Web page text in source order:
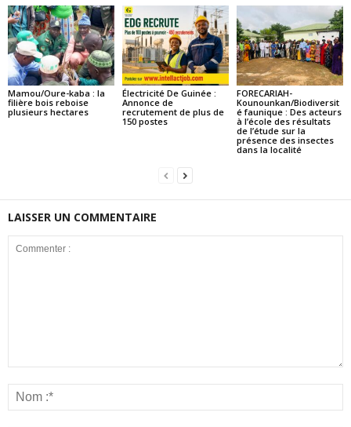
Mamou/Oure-kaba : la
filière bois reboise
plusieurs hectares
Électricité De Guinée :
Annonce de
recrutement de plus de
150 postes
FORECARIAH-
Kounounkan/Biodiversit
é faunique : Des acteurs
à l’école des résultats
de l’étude sur la
présence des insectes
dans la localité
LAISSER UN COMMENTAIRE